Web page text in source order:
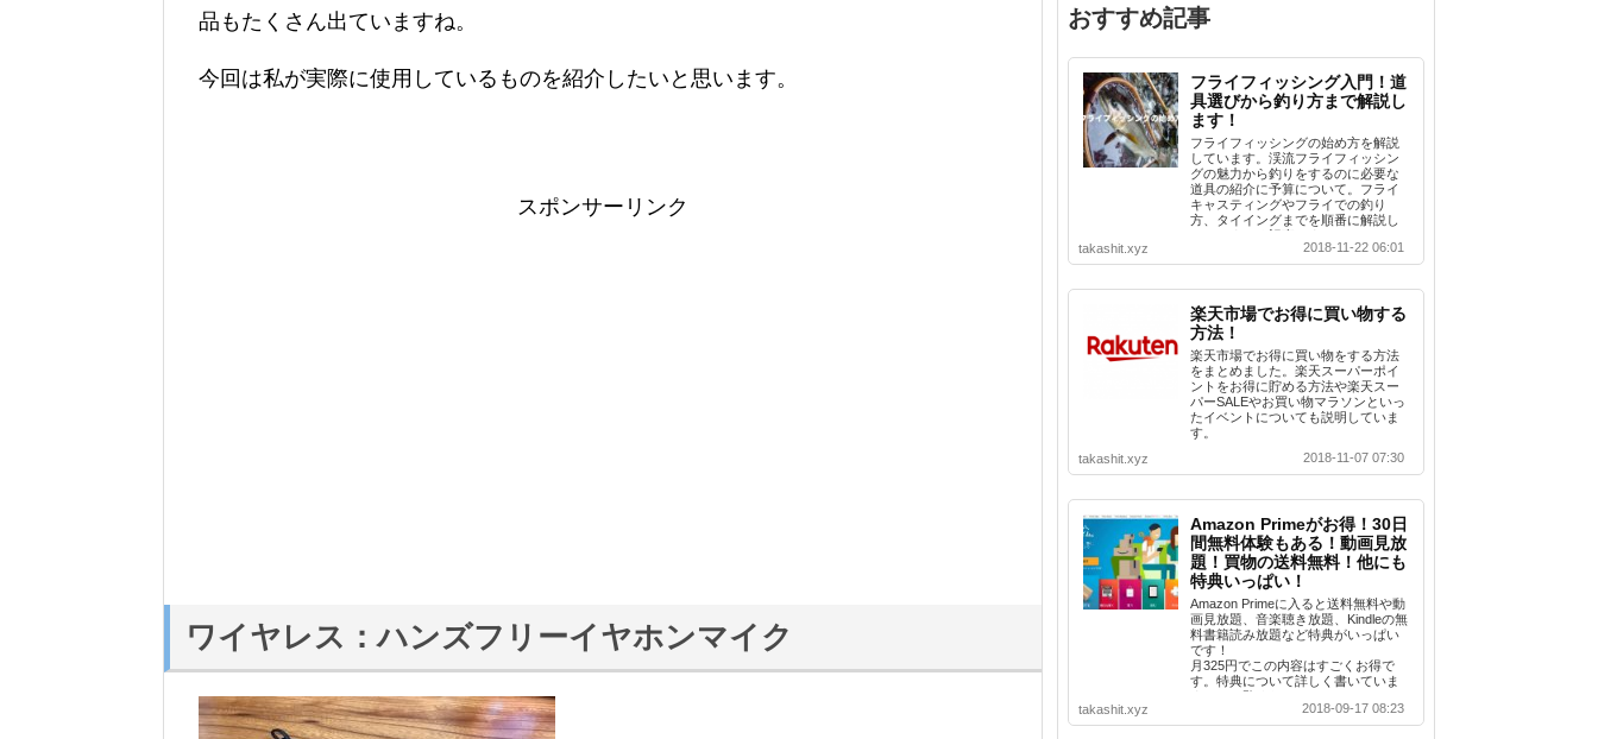
品もたくさん出ていますね。
今回は私が実際に使用しているものを紹介したいと思います。
スポンサーリンク
ワイヤレス：ハンズフリーイヤホンマイク
おすすめ記事
フライフィッシング入門！道
具選びから釣り方まで解説し
ます！
フライフィッシングの始め方を解説
しています。渓流フライフィッシン
グの魅力から釣りをするのに必要な
道具の紹介に予算について。フライ
キャスティングやフライでの釣り
方、タイイングまでを順番に解説し
takashit.xyz
2018-11-22 06:01
楽天市場でお得に買い物する
方法！
楽天市場でお得に買い物をする方法
をまとめました。楽天スーパーポイ
ントをお得に貯める方法や楽天スー
パーSALEやお買い物マラソンといっ
たイベントについても説明していま
す。
takashit.xyz
2018-11-07 07:30
Amazon Primeがお得！30日
間無料体験もある！動画見放
題！買物の送料無料！他にも
特典いっぱい！
Amazon Primeに入ると送料無料や動
画見放題、音楽聴き放題、Kindleの無
料書籍読み放題など特典がいっぱい
です！
月325円でこの内容はすごくお得で
す。特典について詳しく書いていま
takashit.xyz
2018-09-17 08:23